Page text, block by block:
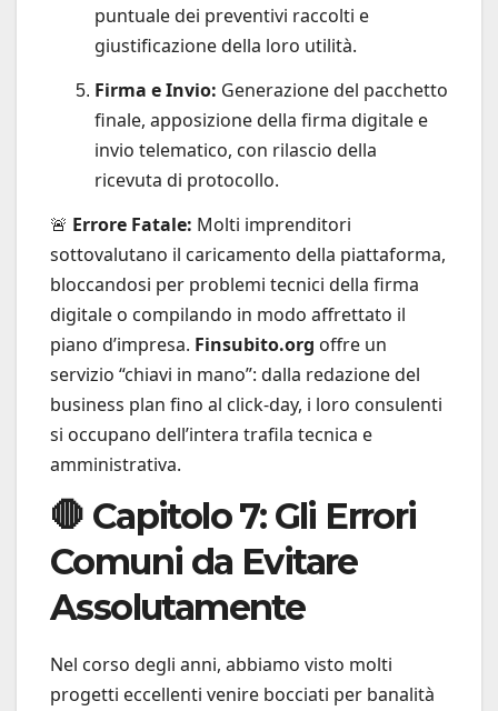
puntuale dei preventivi raccolti e
giustificazione della loro utilità.
Firma e Invio: Generazione del pacchetto
finale, apposizione della firma digitale e
invio telematico, con rilascio della
ricevuta di protocollo.
🚨 Errore Fatale: Molti imprenditori
sottovalutano il caricamento della piattaforma,
bloccandosi per problemi tecnici della firma
digitale o compilando in modo affrettato il
piano d’impresa. Finsubito.org offre un
servizio “chiavi in mano”: dalla redazione del
business plan fino al click-day, i loro consulenti
si occupano dell’intera trafila tecnica e
amministrativa.
🛑 Capitolo 7: Gli Errori
Comuni da Evitare
Assolutamente
Nel corso degli anni, abbiamo visto molti
progetti eccellenti venire bocciati per banalità